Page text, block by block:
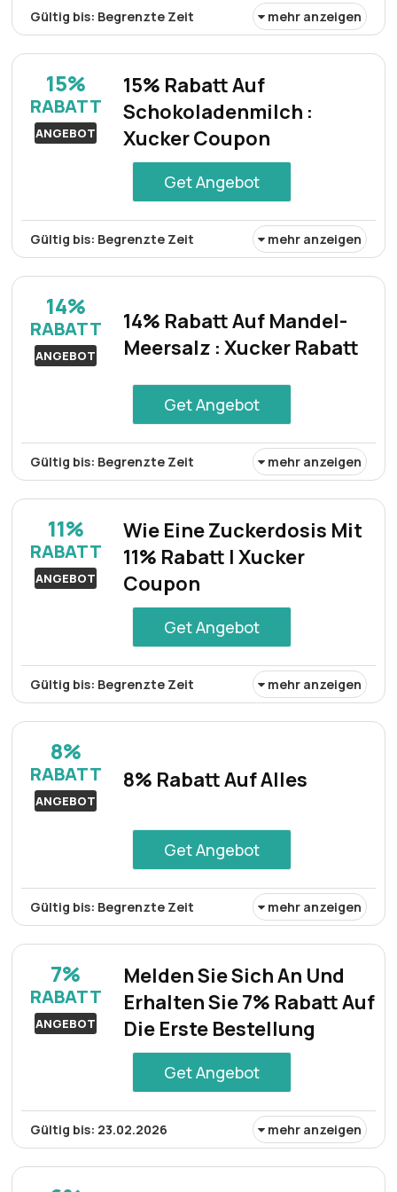
Gültig bis: Begrenzte Zeit mehr anzeigen
Snacks sparen. Nutzen Sie die Gelegenheit und erhalten
Sie Pretzel Crunch zum Vorzugspreis.
15%
RABATT
ANGEBOT
15% Rabatt Auf
Schokoladenmilch :
Xucker Coupon
Get Angebot
Gültig bis: Begrenzte Zeit mehr anzeigen
Ersparnisse bei ihren Einkäufen und ist somit eine
attraktive Gelegenheit, diesen köstlichen Leckerbissen
zu einem reduzierten Preis zu genießen.
14%
RABATT
ANGEBOT
14% Rabatt Auf Mandel-
Meersalz : Xucker Rabatt
Get Angebot
Gültig bis: Begrenzte Zeit mehr anzeigen
erschwinglicher und für potenzielle Käufer attraktiver. Es
handelt sich um ein zeitlich begrenztes Angebot, das
darauf abzielt, Kunden zum Kauf dieses bestimmten
Artikels zu bewegen.
11%
RABATT
ANGEBOT
Wie Eine Zuckerdosis Mit
11% Rabatt | Xucker
Coupon
Get Angebot
Gültig bis: Begrenzte Zeit mehr anzeigen
an zuckerhaltigen Leckereien. Genießen Sie den
unwiderstehlichen Geschmack von Süßwaren zu
reduzierten Preisen und machen Sie jeden Einkauf zu
8%
RABATT
ANGEBOT
8% Rabatt Auf Alles
Get Angebot
Gültig bis: Begrenzte Zeit mehr anzeigen
Produktpalette, wodurch jeder Einkauf erschwinglicher
wird und das Einkaufserlebnis insgesamt verbessert wird.
7%
RABATT
ANGEBOT
Melden Sie Sich An Und
Erhalten Sie 7% Rabatt Auf
Die Erste Bestellung
Get Angebot
Gültig bis: 23.02.2026 mehr anzeigen